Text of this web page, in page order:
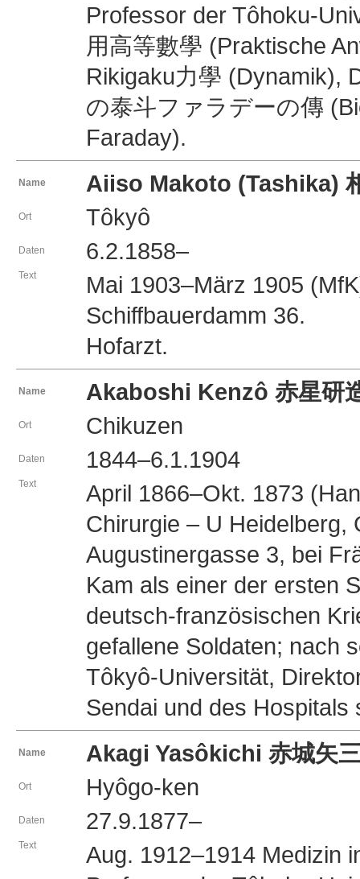
Professor der Tôhoku-
用高等數學 (Praktische
Rikigaku力學 (Dynamik),
の泰斗ファラデーの傳
Faraday).
Name Aiiso Makoto (Tashika)
Ort Tôkyô
Daten 6.2.1858–
Text
Mai 1903–März 1905
Schiffbauerdamm 36.
Hofarzt.
Name Akaboshi Kenzô 赤星研
Ort Chikuzen
Daten 1844–6.1.1904
Text
April 1866–Okt. 1873
Chirurgie – U Heidelberg,
Augustinergasse 3, bei
Kam als einer der ersten
deutsch-französischen
gefallene Soldaten; nach
Tôkyô-Universität,
Sendai und des
Name Akagi Yasôkichi 赤城矢
Ort Hyôgo-ken
Daten 27.9.1877–
Text
Aug. 1912–1914 Medizin